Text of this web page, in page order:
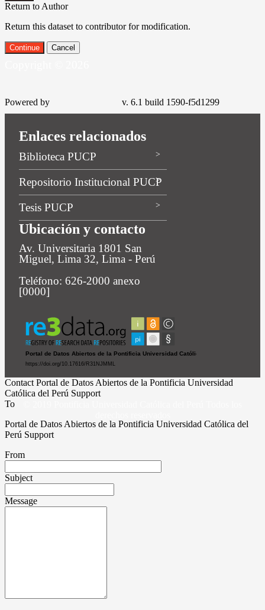
Return to Author
Return this dataset to contributor for modification.
Continue Cancel
Powered by v. 6.1 build 1590-f5d1299
Enlaces relacionados
Biblioteca PUCP
Repositorio Institucional PUCP
Tesis PUCP
Ubicación y contacto
Av. Universitaria 1801 San
Miguel, Lima 32, Lima - Perú
Teléfono: 626-2000 anexo
[0000]
Contact Portal de Datos Abiertos de la Pontificia Universidad
Católica del Perú Support
To
Portal de Datos Abiertos de la Pontificia Universidad Católica del
Perú Support
From
Subject
Message